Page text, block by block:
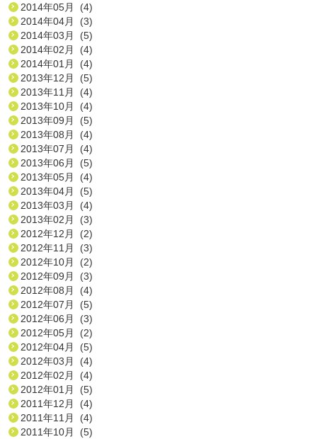
2014年05月 (4)
2014年04月 (3)
2014年03月 (5)
2014年02月 (4)
2014年01月 (4)
2013年12月 (5)
2013年11月 (4)
2013年10月 (4)
2013年09月 (5)
2013年08月 (4)
2013年07月 (4)
2013年06月 (5)
2013年05月 (4)
2013年04月 (5)
2013年03月 (4)
2013年02月 (3)
2012年12月 (2)
2012年11月 (3)
2012年10月 (2)
2012年09月 (3)
2012年08月 (4)
2012年07月 (5)
2012年06月 (3)
2012年05月 (2)
2012年04月 (5)
2012年03月 (4)
2012年02月 (4)
2012年01月 (5)
2011年12月 (4)
2011年11月 (4)
2011年10月 (5)